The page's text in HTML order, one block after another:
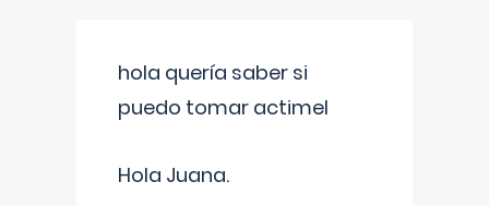
hola quería saber si
puedo tomar actimel
Hola Juana.